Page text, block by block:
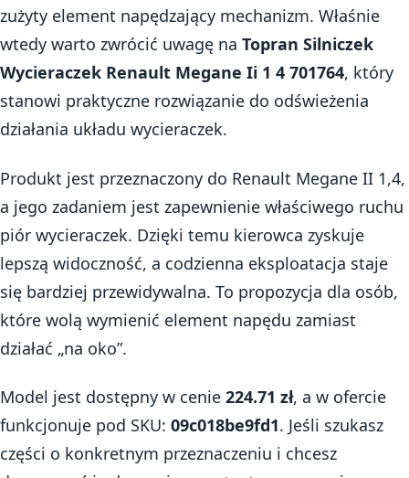
zużyty element napędzający mechanizm. Właśnie
wtedy warto zwrócić uwagę na Topran Silniczek
Wycieraczek Renault Megane Ii 1 4 701764, który
stanowi praktyczne rozwiązanie do odświeżenia
działania układu wycieraczek.
Produkt jest przeznaczony do Renault Megane II 1,4,
a jego zadaniem jest zapewnienie właściwego ruchu
piór wycieraczek. Dzięki temu kierowca zyskuje
lepszą widoczność, a codzienna eksploatacja staje
się bardziej przewidywalna. To propozycja dla osób,
które wolą wymienić element napędu zamiast
działać „na oko”.
Model jest dostępny w cenie 224.71 zł, a w ofercie
funkcjonuje pod SKU: 09c018be9fd1. Jeśli szukasz
części o konkretnym przeznaczeniu i chcesz